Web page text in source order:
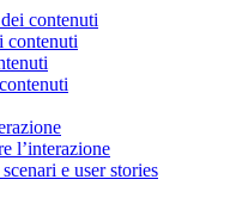
contenuti
contenuti
l’interazione
e user stories